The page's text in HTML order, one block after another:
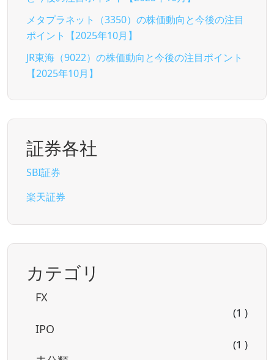
メタプラネット（3350）の株価動向と今後の注目
ポイント【2025年10月】
JR東海（9022）の株価動向と今後の注目ポイント
【2025年10月】
証券各社
SBI証券
楽天証券
カテゴリ
FX
(1 )
IPO
(1 )